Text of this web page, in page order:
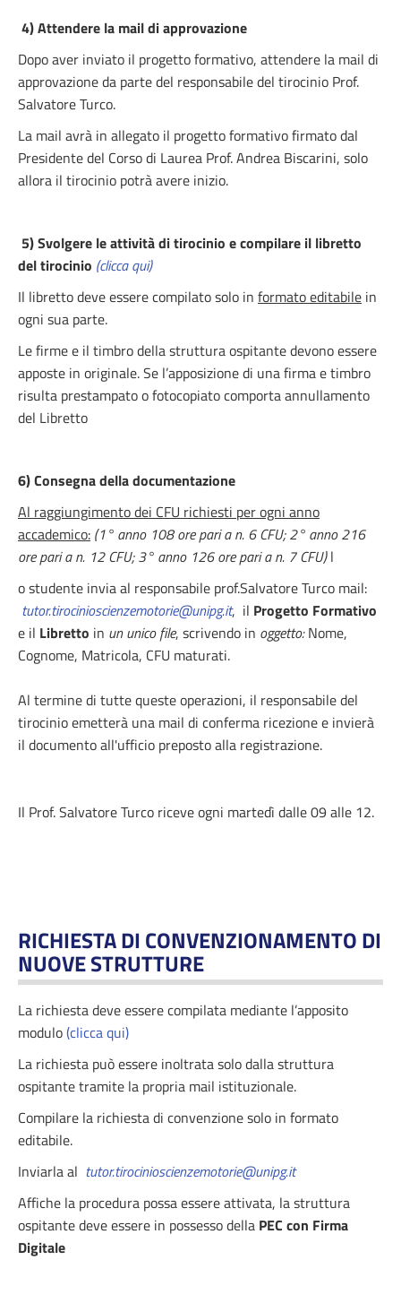
4) Attendere la mail di approvazione
Dopo aver inviato il progetto formativo, attendere la mail di
approvazione da parte del responsabile del tirocinio Prof.
Salvatore Turco.
La mail avrà in allegato il progetto formativo firmato dal
Presidente del Corso di Laurea Prof. Andrea Biscarini, solo
allora il tirocinio potrà avere inizio.
5) Svolgere le attività di tirocinio e compilare il libretto
del tirocinio (clicca qui)
Il libretto deve essere compilato solo in formato editabile in
ogni sua parte.
Le firme e il timbro della struttura ospitante devono essere
apposte in originale. Se l’apposizione di una firma e timbro
risulta prestampato o fotocopiato comporta annullamento
del Libretto
6) Consegna della documentazione
Al raggiungimento dei CFU richiesti per ogni anno
accademico: (1° anno 108 ore pari a n. 6 CFU; 2° anno 216
ore pari a n. 12 CFU; 3° anno 126 ore pari a n. 7 CFU)l
o studente invia al responsabile prof.Salvatore Turco mail:
tutor.tirocinioscienzemotorie@unipg.it, il Progetto Formativo
e il Libretto in un unico file, scrivendo in oggetto:Nome,
Cognome, Matricola, CFU maturati.
Al termine di tutte queste operazioni, il responsabile del
tirocinio emetterà una mail di conferma ricezione e invierà
il documento all'ufficio preposto alla registrazione.
Il Prof. Salvatore Turco riceve ogni martedì dalle 09 alle 12.
RICHIESTA DI CONVENZIONAMENTO DI
NUOVE STRUTTURE
La richiesta deve essere compilata mediante l’apposito
modulo(clicca qui)
La richiesta può essere inoltrata solo dalla struttura
ospitante tramite la propria mail istituzionale.
Compilare la richiesta di convenzione solo in formato
editabile.
Inviarla al tutor.tirocinioscienzemotorie@unipg.it
Affiche la procedura possa essere attivata, la struttura
ospitante deve essere in possesso della PEC con Firma
Digitale